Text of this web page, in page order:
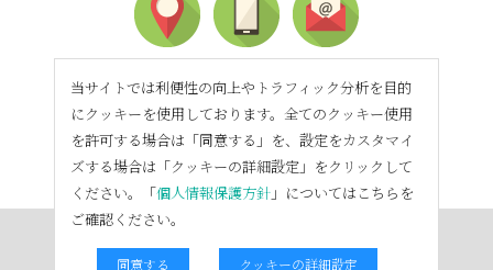
当サイトでは利便性の向上やトラフィック分析を目的
にクッキーを使用しております。全てのクッキー使用
を許可する場合は「同意する」を、設定をカスタマイ
ズする場合は「クッキーの詳細設定」をクリックして
ください。「個人情報保護方針 」についてはこちらを
ご確認ください。
同意する クッキーの詳細設定